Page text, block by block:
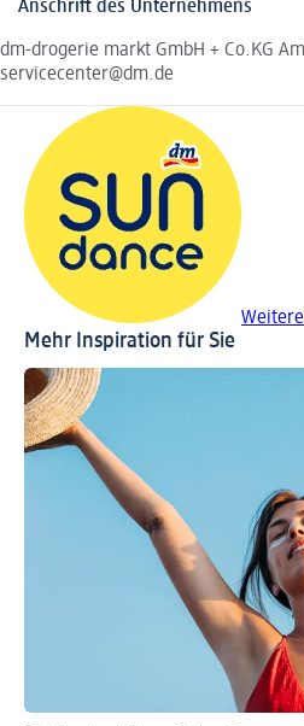
Anschrift des Unternehmens
dm-drogerie markt GmbH + Co.KG
servicecenter@dm.de
Mehr Inspiration für Sie